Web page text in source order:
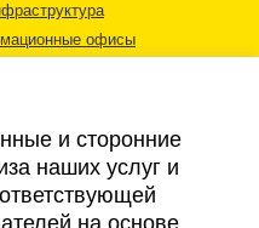
офисы
и сторонние
наших услуг и
на основе